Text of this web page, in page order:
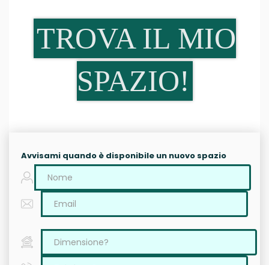
TROVA IL MIO
SPAZIO!
Avvisami quando è disponibile un nuovo spazio